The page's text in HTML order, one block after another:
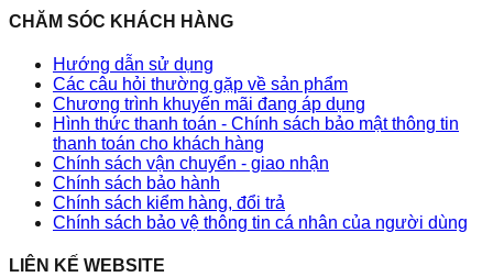
CHĂM SÓC KHÁCH HÀNG
Hướng dẫn sử dụng
Các câu hỏi thường gặp về sản phẩm
Chương trình khuyến mãi đang áp dụng
Hình thức thanh toán - Chính sách bảo mật thông tin
thanh toán cho khách hàng
Chính sách vận chuyển - giao nhận
Chính sách bảo hành
Chính sách kiểm hàng, đổi trả
Chính sách bảo vệ thông tin cá nhân của người dùng
LIÊN KẾ WEBSITE